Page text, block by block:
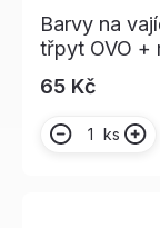
Barvy na
třpyt OVO +
65 Kč
ks